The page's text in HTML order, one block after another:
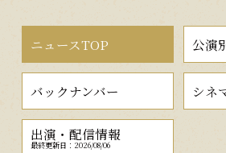
ニュースTOP 公演
バックナンバー シネ
出演・配信情報
最終更新日：2026/08/06